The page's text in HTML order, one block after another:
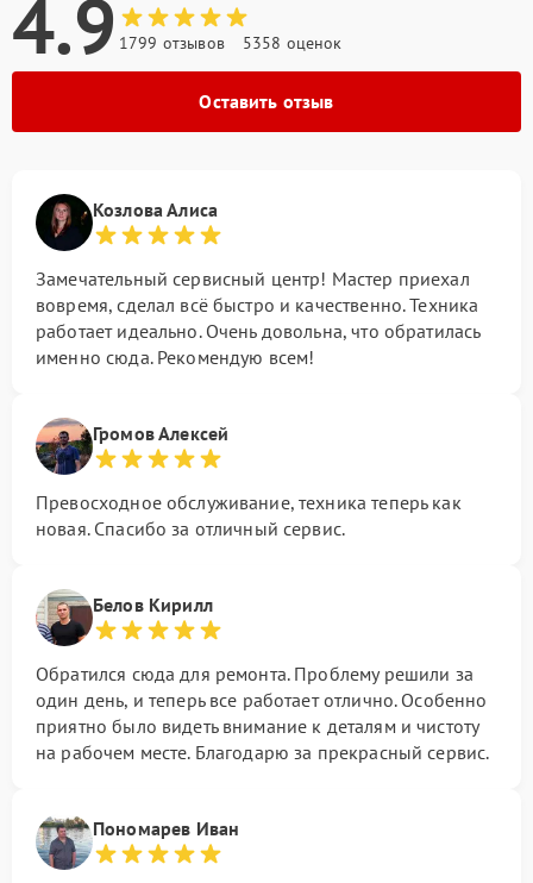
4.9 1799 отзывов 5358 оценок
Оставить отзыв
Козлова Алиса
Замечательный сервисный центр! Мастер приехал
вовремя, сделал всё быстро и качественно. Техника
работает идеально. Очень довольна, что обратилась
именно сюда. Рекомендую всем!
Громов Алексей
Превосходное обслуживание, техника теперь как
новая. Спасибо за отличный сервис.
Белов Кирилл
Обратился сюда для ремонта. Проблему решили за
один день, и теперь все работает отлично. Особенно
приятно было видеть внимание к деталям и чистоту
на рабочем месте. Благодарю за прекрасный сервис.
Пономарев Иван